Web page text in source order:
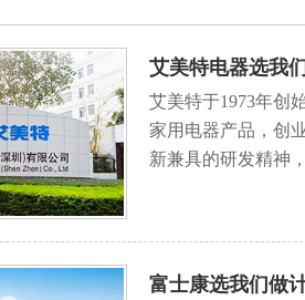
艾美特电器选我
艾美特于1973年创
家用电器产品，创
新兼具的研发精神
富士康选我们做